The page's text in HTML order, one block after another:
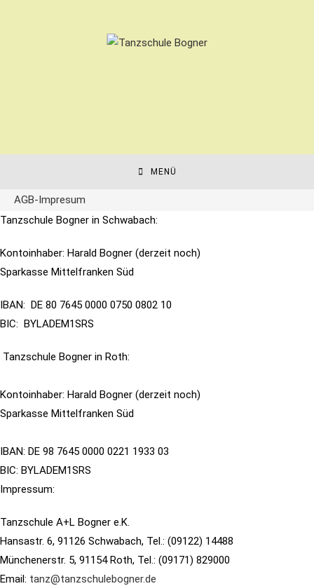
MENÜ
AGB-Impresum
Tanzschule Bogner in Schwabach:
Kontoinhaber: Harald Bogner (derzeit noch)
Sparkasse Mittelfranken Süd
IBAN: DE 80 7645 0000 0750 0802 10
BIC: BYLADEM1SRS
Tanzschule Bogner in Roth:
Kontoinhaber: Harald Bogner (derzeit noch)
Sparkasse Mittelfranken Süd
IBAN: DE 98 7645 0000 0221 1933 03
BIC: BYLADEM1SRS
Impressum:
Tanzschule A+L Bogner e.K.
Hansastr. 6, 91126 Schwabach, Tel.: (09122) 14488
Münchenerstr. 5, 91154 Roth, Tel.: (09171) 829000
Email: tanz@tanzschulebogner.de